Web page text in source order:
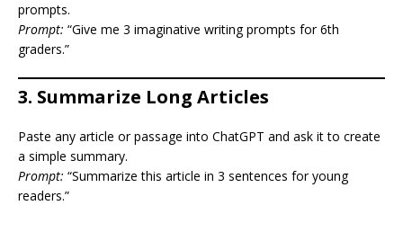
prompts.
Prompt: “Give me 3 imaginative writing prompts for 6th
graders.”
3. Summarize Long Articles
Paste any article or passage into ChatGPT and ask it to create
a simple summary.
Prompt: “Summarize this article in 3 sentences for young
readers.”